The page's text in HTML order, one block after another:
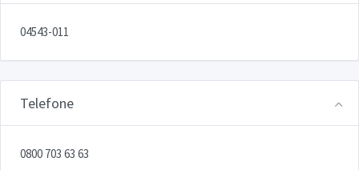
04543-011
Telefone
0800 703 63 63